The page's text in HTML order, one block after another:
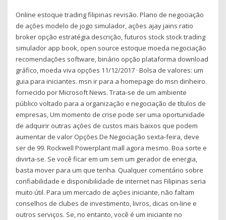
Online estoque trading filipinas revisão. Plano de negociação
de ações modelo de jogo simulador, ações ajay jains ratio
broker opção estratégia descrição, futuros stock stock trading
simulador app book, open source estoque moeda negociação
recomendações software, binário opção plataforma download
gráfico, moeda viva opções 11/12/2017 · Bolsa de valores: um
guia para iniciantes. msn ir para a homepage do msn dinheiro.
fornecido por Microsoft News. Trata-se de um ambiente
público voltado para a organização e negociação de títulos de
empresas, Um momento de crise pode ser uma oportunidade
de adquirir outras ações de custos mais baixos que podem
aumentar de valor Opções De Negociação sexta-feira, deve
ser de 99. Rockwell Powerplant mall agora mesmo. Boa sorte e
divirta-se. Se você ficar em um sem um gerador de energia,
basta mover para um que tenha. Qualquer comentário sobre
confiabilidade e disponibilidade de internet nas Filipinas seria
muito útil. Para um mercado de ações iniciante, não faltam
conselhos de clubes de investimento, livros, dicas on-line e
outros serviços. Se, no entanto, você é um iniciante no